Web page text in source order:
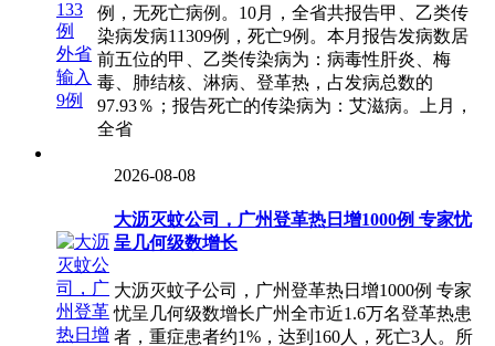
例，无死亡病例。10月，全省共报告甲、乙类传
染病发病11309例，死亡9例。本月报告发病数居
前五位的甲、乙类传染病为：病毒性肝炎、梅
毒、肺结核、淋病、登革热，占发病总数的
97.93％；报告死亡的传染病为：艾滋病。上月，
全省
2026-08-08
大沥灭蚊公司，广州登革热日增1000例 专家忧
呈几何级数增长
大沥灭蚊子公司，广州登革热日增1000例 专家
忧呈几何级数增长广州全市近1.6万名登革热患
者，重症患者约1%，达到160人，死亡3人。所